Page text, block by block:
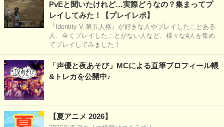
PvEと聞いたけれど…実際どうなの？集まってプ
レイしてみた！【プレイレポ】
『Identity V 第五人格』が好きな人やプレイしたことある
人、全くプレイしたことがない人など、様々な4人を集め
てプレイしてみました！
「声優と夜あそび」MCによる直筆プロフィール帳
&トレカを公開中♪
【夏アニメ 2026】